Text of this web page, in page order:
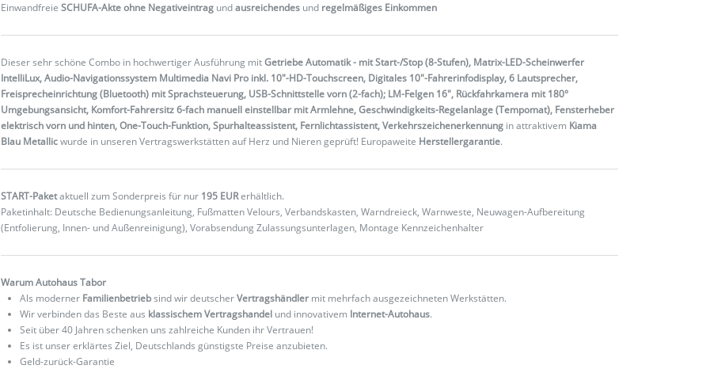
EinwandfreieSCHUFA-Akte ohne Negativeintrag undausreichendes und regelmäßiges Einkommen
Dieser sehr schöne Combo in hochwertiger Ausführung mitGetriebe Automatik - mit Start-/Stop (8-Stufen), Matrix-LED-Scheinwerfer
IntelliLux, Audio-Navigationssystem Multimedia Navi Pro inkl. 10"-HD-Touchscreen, Digitales 10"-Fahrerinfodisplay, 6 Lautsprecher,
Freisprecheinrichtung (Bluetooth) mit Sprachsteuerung, USB-Schnittstelle vorn (2-fach); LM-Felgen 16", Rückfahrkamera mit 180°
Umgebungsansicht, Komfort-Fahrersitz 6-fach manuell einstellbar mit Armlehne, Geschwindigkeits-Regelanlage (Tempomat), Fensterheber
elektrisch vorn und hinten, One-Touch-Funktion, Spurhalteassistent, Fernlichtassistent, Verkehrszeichenerkennung in attraktivem Kiama
Blau Metallicwurde in unseren Vertragswerkstätten auf Herz und Nieren geprüft! Europaweite Herstellergarantie.
START-Paketaktuell zum Sonderpreis für nur 195 EURerhältlich.
Paketinhalt: Deutsche Bedienungsanleitung, Fußmatten Velours, Verbandskasten, Warndreieck, Warnweste, Neuwagen-Aufbereitung
(Entfolierung, Innen- und Außenreinigung), Vorabsendung Zulassungsunterlagen, Montage Kennzeichenhalter
Warum Autohaus Tabor
Als moderner Familienbetriebsind wir deutscherVertragshändler mit mehrfach ausgezeichneten Werkstätten.
Wir verbinden das Beste aus klassischem Vertragshandel und innovativem Internet-Autohaus.
Seit über 40 Jahren schenken uns zahlreiche Kunden ihr Vertrauen!
Es ist unser erklärtes Ziel, Deutschlands günstigste Preise anzubieten.
Geld-zurück-Garantie